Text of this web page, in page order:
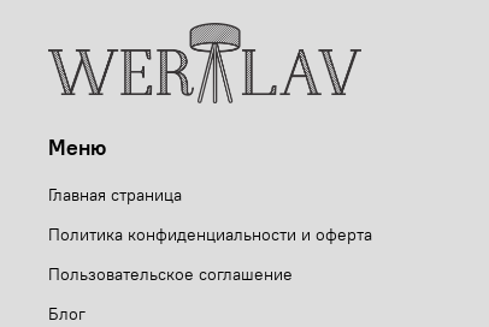
Меню
Главная страница
Политика конфиденциальности и оферта
Пользовательское соглашение
Блог